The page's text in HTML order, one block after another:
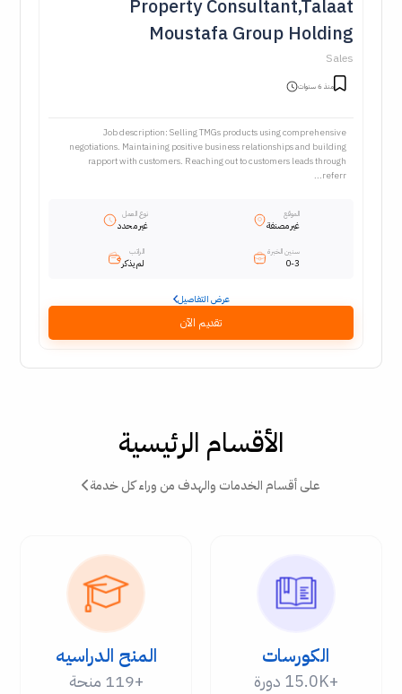
Property Consultant,Talaat
Moustafa Group Holding
Sales
منذ 6 سنوات
Job description: Selling TMGs products using comprehensive
negotiations. Maintaining positive business relationships and building
rapport with customers. Reaching out to customers leads through
referr...
الموقع
غير مصنفة
نوع العمل
غير محدد
سنين الخبرة
0-3
الراتب
لم يذكر
عرض التفاصيل
تقديم الآن
الأقسام الرئيسية
على أقسام الخدمات والهدف من وراء كل خدمة
الكورسات
+15.0K دورة
المنح الدراسيه
+119 منحة